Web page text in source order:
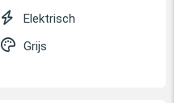
Elektrisch
Grijs